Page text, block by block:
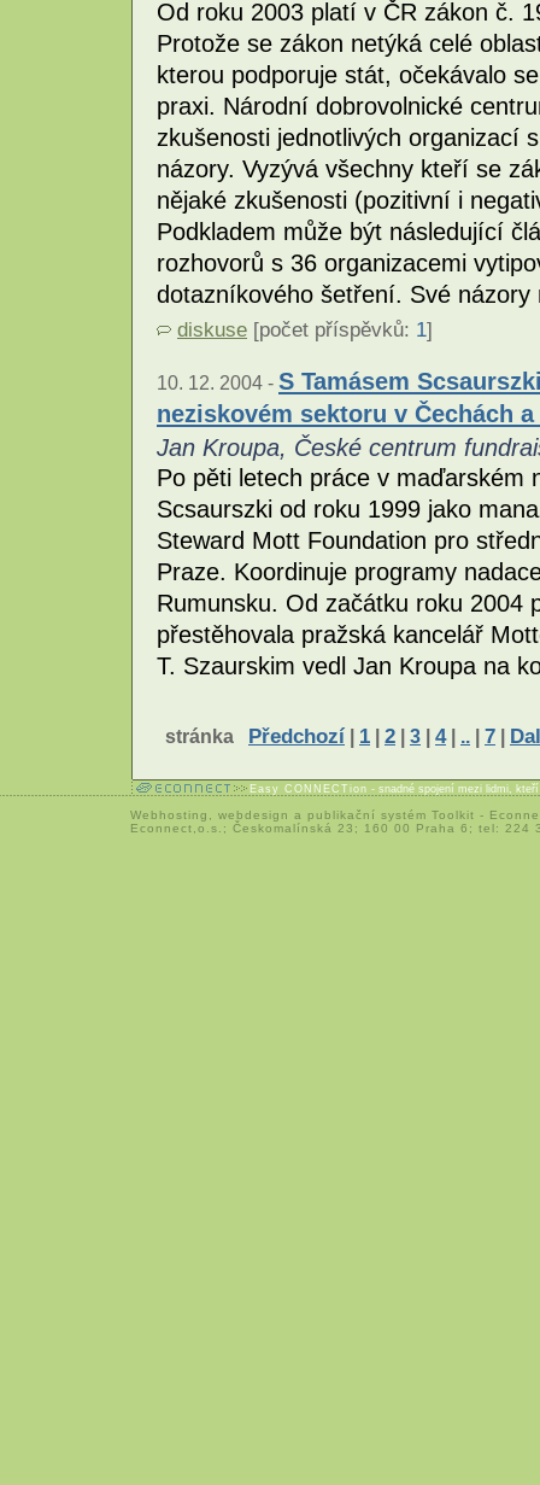
Od roku 2003 platí v ČR zákon č.
Protože se zákon netýká celé
kterou podporuje stát, očekávalo
praxi. Národní dobrovolnické
zkušenosti jednotlivých organizací
názory. Vyzývá všechny kteří se
nějaké zkušenosti (pozitivní i
Podkladem může být následující
rozhovorů s 36 organizacemi
dotazníkového šetření. Své
diskuse [počet příspěvků: 1]
10. 12. 2004 - S Tamásem
neziskovém sektoru v Čechách
Jan Kroupa, České centrum
Po pěti letech práce v maďarském
Scsaurszki od roku 1999 jako
Steward Mott Foundation pro
Praze. Koordinuje programy
Rumunsku. Od začátku roku 2004
přestěhovala pražská kancelář
T. Szaurskim vedl Jan Kroupa na
stránka Předchozí | 1 | 2 | 3 | 4| .. | 7 |
Easy CONNECTion - snadné spojení mezi lidmi,
Webhosting webdesign a publikační systém Toolkit -
Econnect,o.s.; Českomalínská 23; 160 00 Praha 6; tel: 224